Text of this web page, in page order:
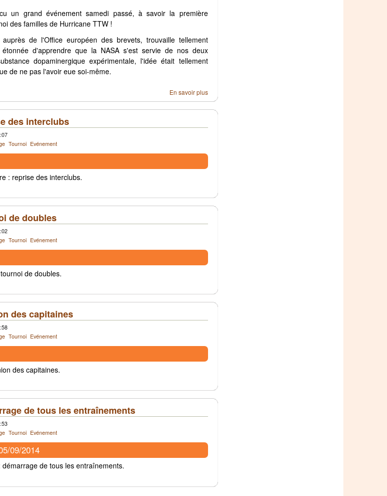
un grand événement samedi passé, à savoir la première
des familles de Hurricane TTW !
auprès de l'Office européen des brevets, trouvaille tellement
d'apprendre que la NASA s'est servie de nos deux
dopaminergique expérimentale, l'idée était tellement
de ne pas l'avoir eue soi-même.
En savoir plus
des interclubs
Tournoi Evénement
: reprise des interclubs.
de doubles
Tournoi Evénement
de doubles.
des capitaines
Tournoi Evénement
des capitaines.
de tous les entraînements
Tournoi Evénement
09/2014
de tous les entraînements.